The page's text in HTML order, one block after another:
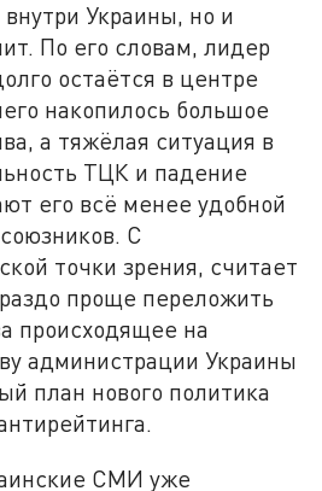
Украины, но и
По его словам, лидер
остаётся в центре
накопилось большое
а тяжёлая ситуация в
ТЦК и падение
его всё менее удобной
С
точки зрения, считает
проще переложить
происходящее на
администрации Украины
план нового политика
СМИ уже